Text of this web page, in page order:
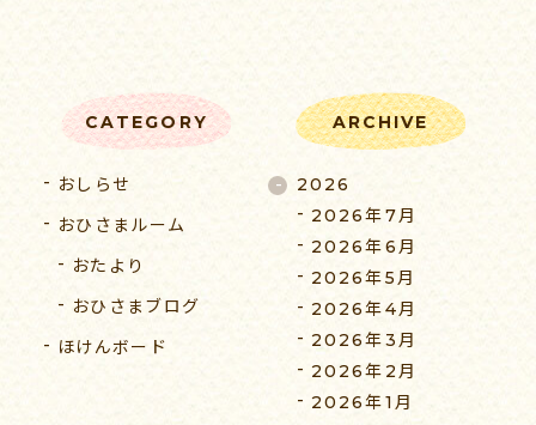
CATEGORY
おしらせ
おひさまルーム
おたより
おひさまブログ
ほけんボード
ARCHIVE
2026
2026年7月
2026年6月
2026年5月
2026年4月
2026年3月
2026年2月
2026年1月